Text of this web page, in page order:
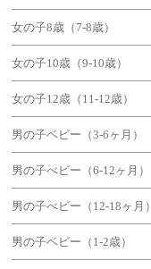
女の子8歳（7-8歳）
女の子10歳（9-10歳）
女の子12歳（11-12歳）
男の子ベビー（3-6ヶ月）
男の子べビー（6-12ヶ月）
男の子べビー（12-18ヶ月）
男の子ベビー（1-2歳）